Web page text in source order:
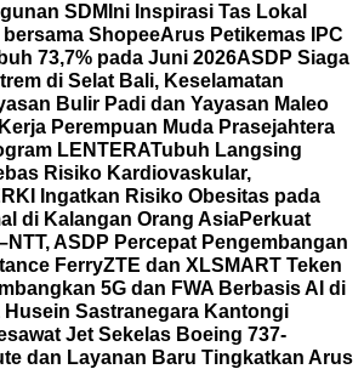
SDM Ini Inspirasi Tas Lokal
ShopeeArus Petikemas IPC
73,7% pada Juni 2026ASDP Siaga
di Selat Bali, Keselamatan
Bulir Padi dan Yayasan Maleo
Perempuan Muda Prasejahtera
LENTERATubuh Langsing
Risiko Kardiovaskular,
Ingatkan Risiko Obesitas pada
di Kalangan Orang AsiaPerkuat
ASDP Percepat Pengembangan
FerryZTE dan XLSMART Teken
5G dan FWA Berbasis AI di
Husein Sastranegara Kantongi
Jet Sekelas Boeing 737-
dan Layanan Baru Tingkatkan Arus